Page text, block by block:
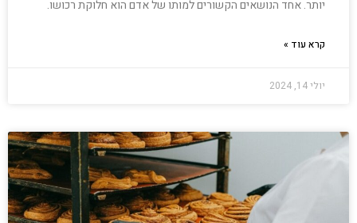
יותר. אחד הנושאים הקשורים למותו של אדם הוא חלוקת רכושו.
קרא עוד »
יולי 14, 2024